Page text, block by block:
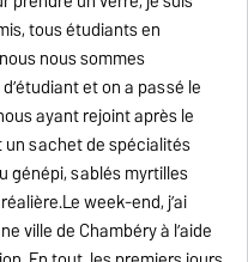
tous étudiants en
nous sommes
et on a passé le
ayant rejoint après le
un sachet de spécialités
génépi, sablés myrtilles
week-end, j’ai
ville de Chambéry à l’aide